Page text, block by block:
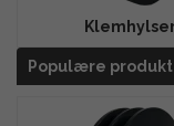
Populære